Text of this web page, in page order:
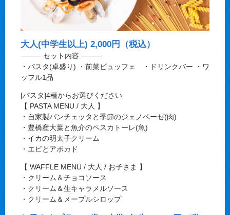
大人(中学生以上) 2,000円（税込）
──── セット内容 ────
・パスタ(卓盛り) ・前菜ビュッフェ ・ドリンクバー ・ワ
ッフル1品
[パスタ]4種からお選びください
【 PASTA MENU / 大人 】
・自家製パンチェッタと季節のジェノベーゼ(肉)
・豊橋産大葉と魚介のペスカトーレ(魚)
・イカの明太子クリーム
・エビとアボカド
【 WAFFLE MENU / 大人 / お子さま 】
・クリーム＆チョコソース
・クリーム＆生キャラメルソース
・クリーム＆メープルシロップ